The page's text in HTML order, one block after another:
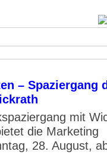
– Spaziergang
mit
die Marketing
28. August,